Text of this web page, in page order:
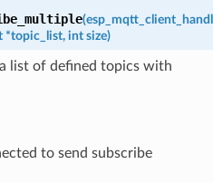
(
*topic_list, int size)
list of defined topics with
to send subscribe